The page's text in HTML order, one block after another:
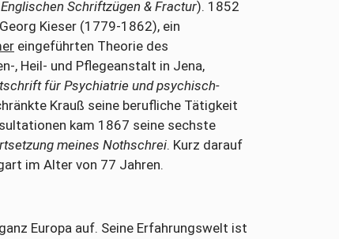
Schriftzügen & Fractur). 1852
Kieser (1779-1862), ein
eingeführten Theorie des
, Heil- und Pflegeanstalt in Jena,
für Psychiatrie und psychisch-
Krauß seine berufliche Tätigkeit
kam 1867 seine sechste
meines Nothschrei. Kurz darauf
im Alter von 77 Jahren.
Europa auf. Seine Erfahrungswelt ist